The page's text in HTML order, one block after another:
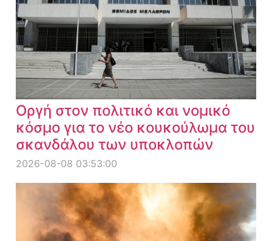
Οργή στον πολιτικό και νομικό
κόσμο για το νέο κουκούλωμα του
σκανδάλου των υποκλοπών
2026-08-08 03:53:00